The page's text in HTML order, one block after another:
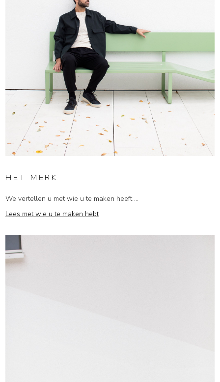
HET MERK
We vertellen u met wie u te maken heeft ...
Lees met wie u te maken hebt